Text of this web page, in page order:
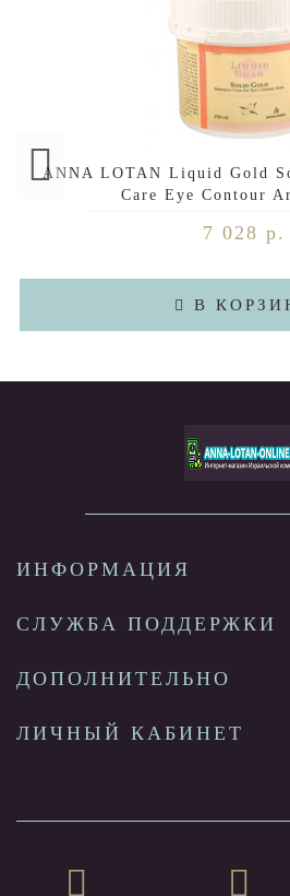
ANNA LOTAN Liquid Gold
Care Eye Contour
7 028 р.
В
ИНФОРМАЦИЯ
СЛУЖБА ПОДДЕРЖКИ
ДОПОЛНИТЕЛЬНО
ЛИЧНЫЙ КАБИНЕТ